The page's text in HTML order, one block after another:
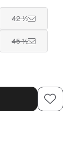
42 ½
45 ½